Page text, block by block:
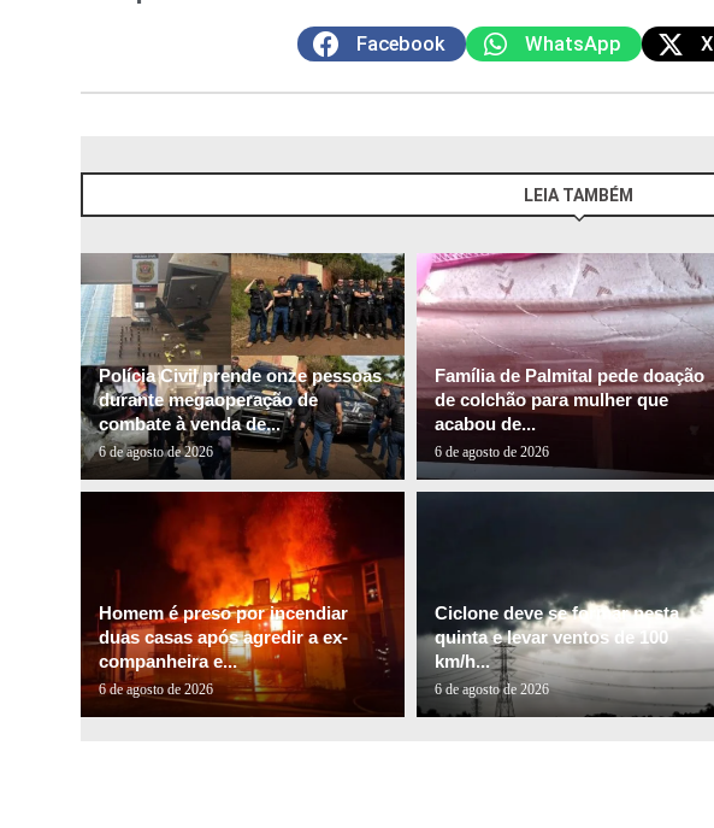
Facebook WhatsApp X
LEIA TAMBÉM
Polícia Civil prende onze pessoas
durante megaoperação de
combate à venda de...
6 de agosto de 2026
Família de Palmital pede doação
de colchão para mulher que
acabou de...
6 de agosto de 2026
Homem é preso por incendiar
duas casas após agredir a ex-
companheira e...
6 de agosto de 2026
Ciclone deve se formar nesta
quinta e levar ventos de 100
km/h...
6 de agosto de 2026